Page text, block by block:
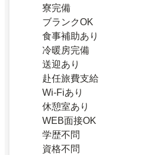
寮完備
ブランクOK
食事補助あり
冷暖房完備
送迎あり
赴任旅費支給
Wi-Fiあり
休憩室あり
WEB面接OK
学歴不問
資格不問